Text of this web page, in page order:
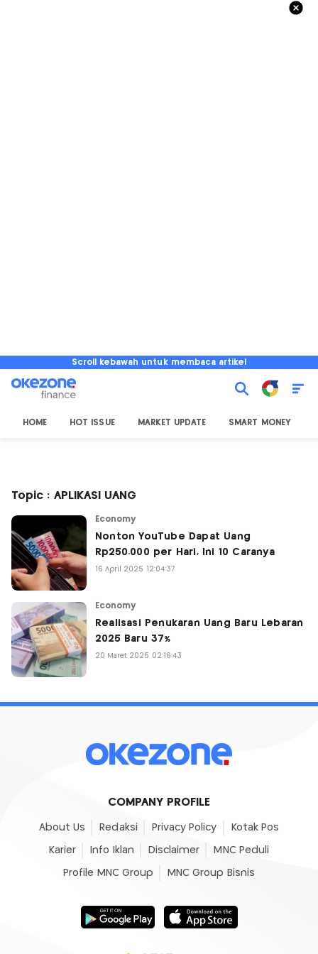
Scroll kebawah untuk membaca artikel
HOME HOT ISSUE MARKET UPDATE SMART MONEY
Topic : APLIKASI UANG
Economy
Nonton YouTube Dapat Uang
Rp250.000 per Hari, Ini 10 Caranya
16 April 2025 12:04:37
Economy
Realisasi Penukaran Uang Baru Lebaran
2025 Baru 37%
20 Maret 2025 02:16:43
COMPANY PROFILE
About Us Redaksi Privacy Policy Kotak Pos
Karier Info Iklan Disclaimer MNC Peduli
Profile MNC Group MNC Group Bisnis